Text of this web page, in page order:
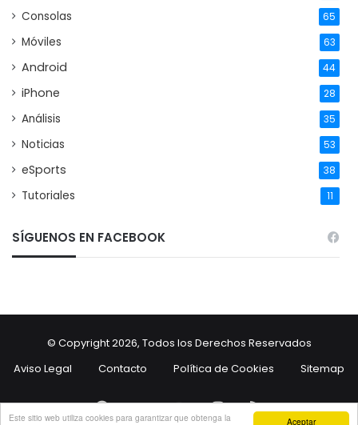
Aceptar
Este sitio web utiliza cookies para garantizar que obtenga la
Consolas 65
Móviles 63
Android 44
iPhone 28
Análisis 35
Noticias 53
eSports 38
Tutoriales 11
SÍGUENOS EN FACEBOOK
© Copyright 2026, Todos los Derechos Reservados
Aviso Legal
Contacto Política de Cookies Sitemap
Facebook
TwitterYouTubeInstagram
RSS